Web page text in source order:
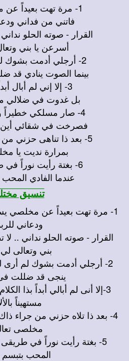
1- مرة تهت بعيداً عن مخلصي يسوع
فاتني من فداني
القرار - صوته الحلو
أسرعن يا بني
2- أرجلي أدمت بشوك لم أرى له نظير
بينما الصوت ينادي قد
3- إلا إني لم أبال أبداً بذا الكلام
بل غدوت في ضلالي
4- صار مسلكي خطيراً وظلامه مخيف
فصرخت في شقائي
5- بعد ذا تناهى حزني من جرا ذاك الضلال
بمرارة نديت يا
6- بغتة رأيت نوراً في طريقي قد بهر
عندما الفادي
تنسيق
1- مرة تهت بعيداً عن مخلصي
ودعاني
القرار - صوته الحلو نداني ..
بني وتعالى
2- أرجلي أدمت بشوك لم أرى
ينجى قد ضللت
3-إلا أنى لم أبالي أبداً بذا
مستهيناً
4- بعد ذا تلاه حزني من جراء
مخلصى
5- بغتة رأيت نوراً في طريقى
المحب